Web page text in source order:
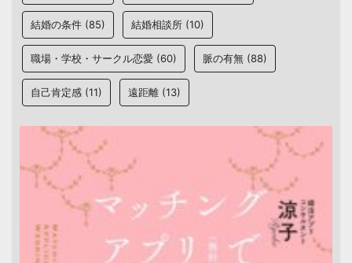
結婚の条件 (85) 結婚相談所 (10)
職場・学校・サークル恋愛 (60) 脈の有無 (88)
自己肯定感 (11) 遠距離 (13)